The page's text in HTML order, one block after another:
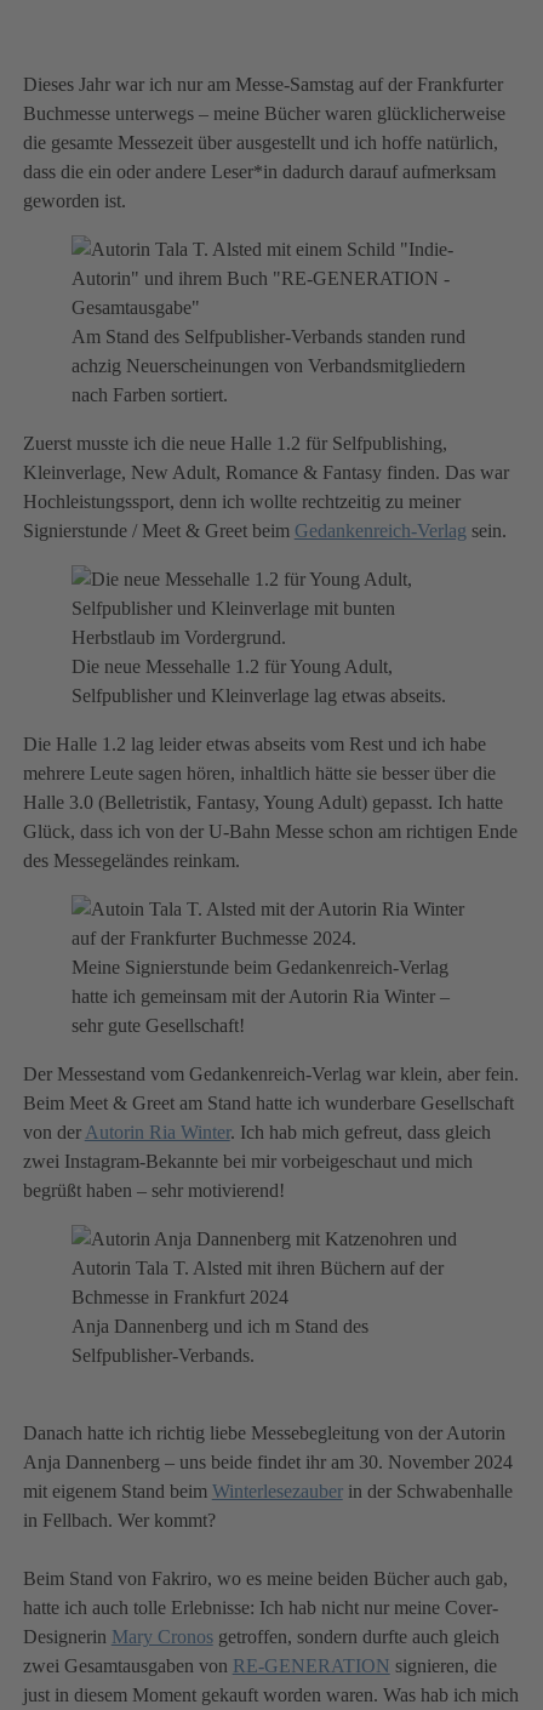
Dieses Jahr war ich nur am Messe-Samstag auf der Frankfurter
Buchmesse unterwegs – meine Bücher waren glücklicherweise
die gesamte Messezeit über ausgestellt und ich hoffe natürlich,
dass die ein oder andere Leser*in dadurch darauf aufmerksam
geworden ist.
Am Stand des Selfpublisher-Verbands standen rund
achzig Neuerscheinungen von Verbandsmitgliedern
nach Farben sortiert.
Zuerst musste ich die neue Halle 1.2 für Selfpublishing,
Kleinverlage, New Adult, Romance & Fantasy finden. Das war
Hochleistungssport, denn ich wollte rechtzeitig zu meiner
Signierstunde / Meet & Greet beim Gedankenreich-Verlag sein.
Die neue Messehalle 1.2 für Young Adult,
Selfpublisher und Kleinverlage lag etwas abseits.
Die Halle 1.2 lag leider etwas abseits vom Rest und ich habe
mehrere Leute sagen hören, inhaltlich hätte sie besser über die
Halle 3.0 (Belletristik, Fantasy, Young Adult) gepasst. Ich hatte
Glück, dass ich von der U-Bahn Messe schon am richtigen Ende
des Messegeländes reinkam.
Meine Signierstunde beim Gedankenreich-Verlag
hatte ich gemeinsam mit der Autorin Ria Winter –
sehr gute Gesellschaft!
Der Messestand vom Gedankenreich-Verlag war klein, aber fein.
Beim Meet & Greet am Stand hatte ich wunderbare Gesellschaft
von der Autorin Ria Winter. Ich hab mich gefreut, dass gleich
zwei Instagram-Bekannte bei mir vorbeigeschaut und mich
begrüßt haben – sehr motivierend!
Anja Dannenberg und ich m Stand des
Selfpublisher-Verbands.
Danach hatte ich richtig liebe Messebegleitung von der Autorin
Anja Dannenberg – uns beide findet ihr am 30. November 2024
mit eigenem Stand beim Winterlesezauberin der Schwabenhalle
in Fellbach. Wer kommt?
Beim Stand von Fakriro, wo es meine beiden Bücher auch gab,
hatte ich auch tolle Erlebnisse: Ich hab nicht nur meine Cover-
Designerin Mary Cronosgetroffen, sondern durfte auch gleich
zwei Gesamtausgaben von RE-GENERATION signieren, die
just in diesem Moment gekauft worden waren. Was hab ich mich